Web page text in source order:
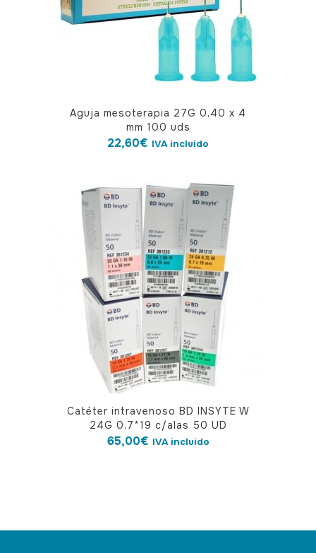
Aguja mesoterapia 27G 0,40 x 4
mm 100 uds
22,60€ IVA incluido
Catéter intravenoso BD INSYTE W
24G 0,7*19 c/alas 50 UD
65,00€ IVA incluido